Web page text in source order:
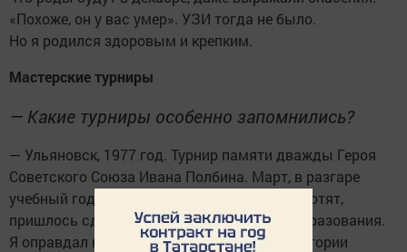
«Похоже, он у вас умер». УЗИ тогда не было.
Но я родился здоровым и крепким.
Мастерские турниры
— Какие турниры особенно запомнились?
— Ульяновск, 1977 год. Турнир памяти дважды Героя
Советского Союза Ивана Полбина. Март, в разгаре
учебный год, из школы меня отпускать не хотят,
пришлось сделать обращение от отдела образования.
Я оправдал надежды: в своей весовой категории